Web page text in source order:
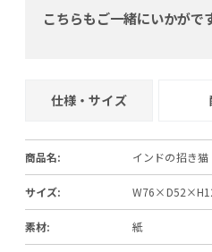
こちらもご一緒にいかがで
仕様・サイズ
商品名: インドの招き猫
サイズ:
素材: 紙